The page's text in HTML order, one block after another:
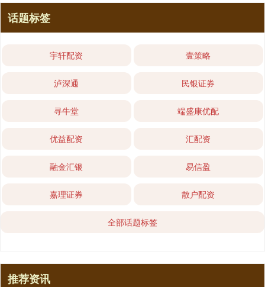
话题标签
宇轩配资 壹策略
泸深通 民银证券
寻牛堂 端盛康优配
优益配资 汇配资
融金汇银 易信盈
嘉理证券 散户配资
全部话题标签
推荐资讯